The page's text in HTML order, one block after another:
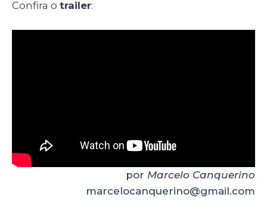
Confira o trailer:
por Marcelo Canquerino
marcelocanquerino@gmail.com